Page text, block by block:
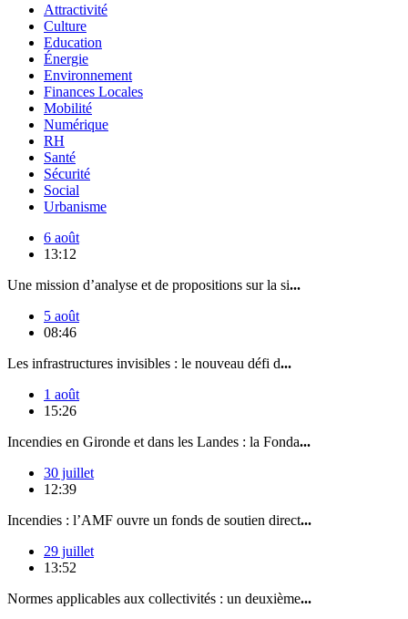
Attractivité
Culture
Education
Énergie
Environnement
Finances Locales
Mobilité
Numérique
RH
Santé
Sécurité
Social
Urbanisme
6 août
13:12
Une mission d’analyse et de propositions sur la si...
5 août
08:46
Les infrastructures invisibles : le nouveau défi d...
1 août
15:26
Incendies en Gironde et dans les Landes : la Fonda...
30 juillet
12:39
Incendies : l’AMF ouvre un fonds de soutien direct...
29 juillet
13:52
Normes applicables aux collectivités : un deuxième...